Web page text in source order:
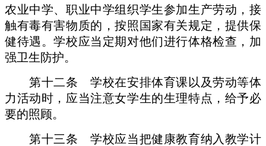
农业中学、职业中学组织学生参加生产劳动，接
触有毒有害物质的，按照国家有关规定，提供保
健待遇。学校应当定期对他们进行体格检查，加
强卫生防护。
第十二条 学校在安排体育课以及劳动等体
力活动时，应当注意女学生的生理特点，给予必
要的照顾。
第十三条 学校应当把健康教育纳入教学计